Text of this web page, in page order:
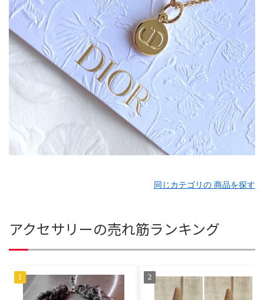
同じカテゴリの 商品を探す
アクセサリーの売れ筋ランキング